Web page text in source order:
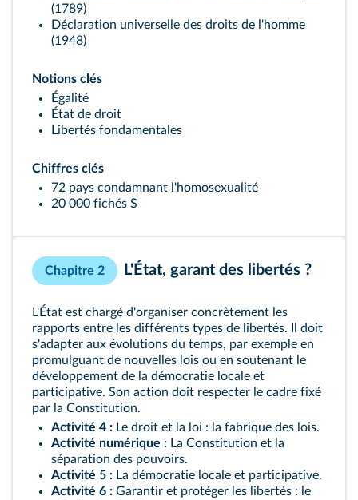
(1789)
Déclaration universelle des droits de l'homme
(1948)
Notions clés
Égalité
État de droit
Libertés fondamentales
Chiffres clés
72 pays condamnant l'homosexualité
20 000 fichés S
Chapitre 2 L'État, garant des libertés ?
L'État est chargé d'organiser concrètement les
rapports entre les différents types de libertés. Il doit
s'adapter aux évolutions du temps, par exemple en
promulguant de nouvelles lois ou en soutenant le
développement de la démocratie locale et
participative. Son action doit respecter le cadre fixé
par la Constitution.
Activité 4 : Le droit et la loi : la fabrique des lois.
Activité numérique : La Constitution et la
séparation des pouvoirs.
Activité 5 : La démocratie locale et participative.
Activité 6 : Garantir et protéger les libertés : le